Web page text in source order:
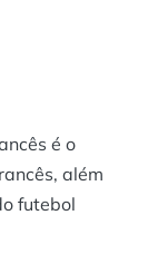
é o
além
futebol